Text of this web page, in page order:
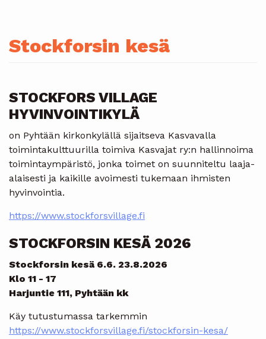
Stockforsin kesä
STOCKFORS VILLAGE
HYVINVOINTIKYLÄ
on Pyhtään kirkonkylällä sijaitseva Kasvavalla
toimintakulttuurilla toimiva Kasvajat ry:n hallinnoima
toimintaympäristö, jonka toimet on suunniteltu laaja-
alaisesti ja kaikille avoimesti tukemaan ihmisten
hyvinvointia.
https://www.stockforsvillage.fi
STOCKFORSIN KESÄ 2026
Stockforsin kesä 6.6. 23.8.2026
Klo 11 - 17
Harjuntie 111, Pyhtään kk
Käy tutustumassa tarkemmin
https://www.stockforsvillage.fi/stockforsin-kesa/